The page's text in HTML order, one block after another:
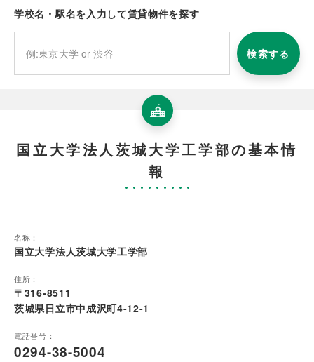
学校名・駅名を入力して賃貸物件を探す
検索する
国立大学法人茨城大学工学部の基本情
報
名称：
国立大学法人茨城大学工学部
住所：
〒316-8511
茨城県日立市中成沢町4-12-1
電話番号：
0294-38-5004